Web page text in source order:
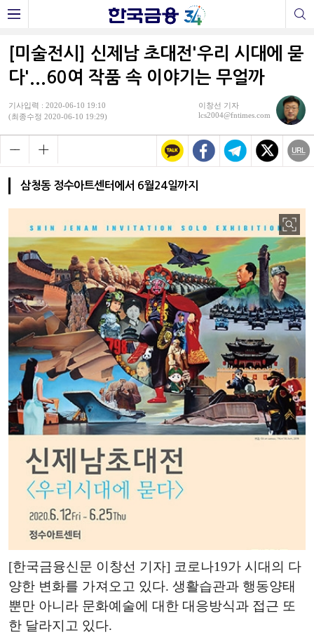
[미술전시] 신제남 초대전'우리 시대에 묻
다'...60여 작품 속 이야기는 무얼까
기사입력 : 2020-06-10 19:10
(최종수정 2020-06-10 19:29)
이창선 기자
lcs2004@fntimes.com
삼청동 정수아트센터에서 6월24일까지
[한국금융신문 이창선 기자] 코로나19가 시대의 다
양한 변화를 가져오고 있다. 생활습관과 행동양태
뿐만 아니라 문화예술에 대한 대응방식과 접근 또
한 달라지고 있다.